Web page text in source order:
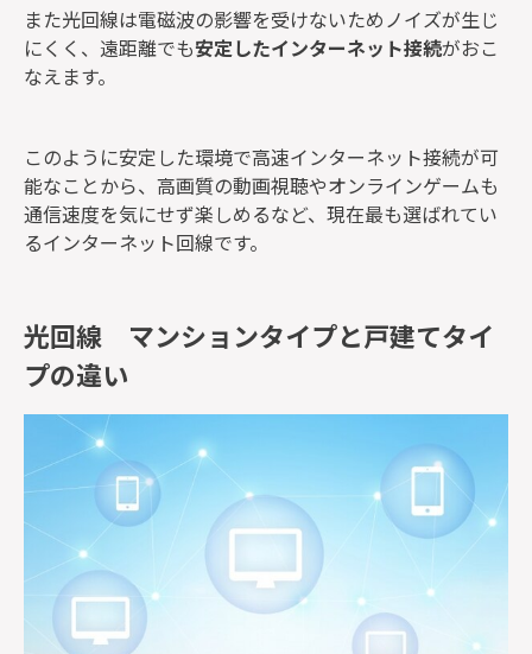
また光回線は電磁波の影響を受けないためノイズが生じ
にくく、遠距離でも安定したインターネット接続がおこ
なえます。
このように安定した環境で高速インターネット接続が可
能なことから、高画質の動画視聴やオンラインゲームも
通信速度を気にせず楽しめるなど、現在最も選ばれてい
るインターネット回線です。
光回線 マンションタイプと戸建てタイ
プの違い